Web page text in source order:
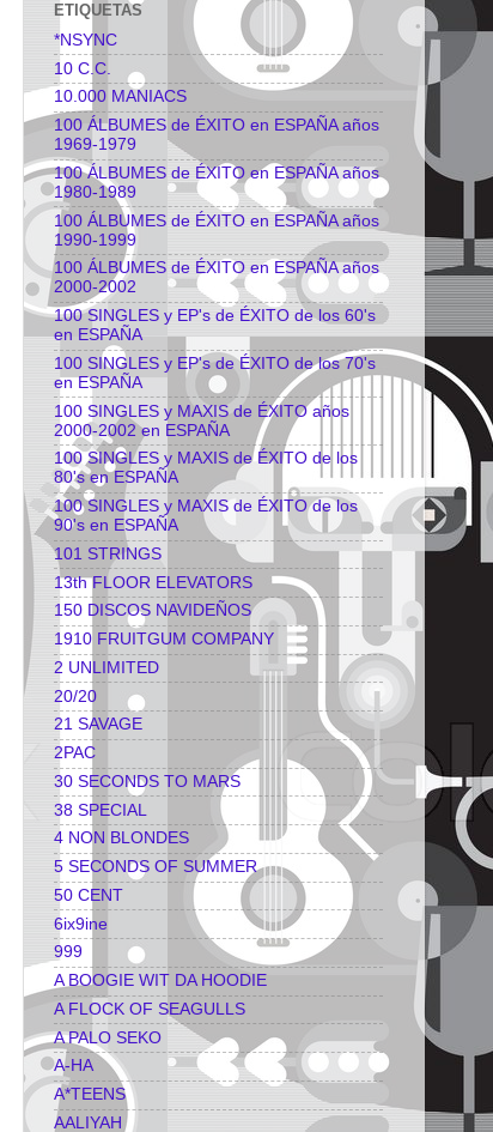
ETIQUETAS
*NSYNC
10 C.C.
10.000 MANIACS
100 ÁLBUMES de ÉXITO en ESPAÑA años
1969-1979
100 ÁLBUMES de ÉXITO en ESPAÑA años
1980-1989
100 ÁLBUMES de ÉXITO en ESPAÑA años
1990-1999
100 ÁLBUMES de ÉXITO en ESPAÑA años
2000-2002
100 SINGLES y EP's de ÉXITO de los 60's
en ESPAÑA
100 SINGLES y EP's de ÉXITO de los 70's
en ESPAÑA
100 SINGLES y MAXIS de ÉXITO años
2000-2002 en ESPAÑA
100 SINGLES y MAXIS de ÉXITO de los
80's en ESPAÑA
100 SINGLES y MAXIS de ÉXITO de los
90's en ESPAÑA
101 STRINGS
13th FLOOR ELEVATORS
150 DISCOS NAVIDEÑOS
1910 FRUITGUM COMPANY
2 UNLIMITED
20/20
21 SAVAGE
2PAC
30 SECONDS TO MARS
38 SPECIAL
4 NON BLONDES
5 SECONDS OF SUMMER
50 CENT
6ix9ine
999
A BOOGIE WIT DA HOODIE
A FLOCK OF SEAGULLS
A PALO SEKO
A-HA
A*TEENS
AALIYAH